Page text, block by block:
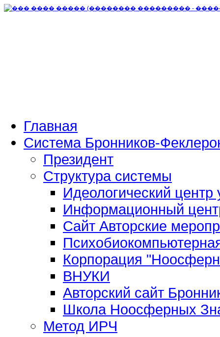
Главная
Система Бронников-
Президент
Структура системы
Идеологический центр
Информационный
Сайт Авторские
Корпорация
ВНУКИ
Авторский сайт
Школа Ноосферных
Метод ИРЧ